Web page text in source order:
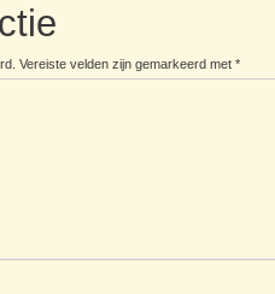
Vereiste velden zijn gemarkeerd met *